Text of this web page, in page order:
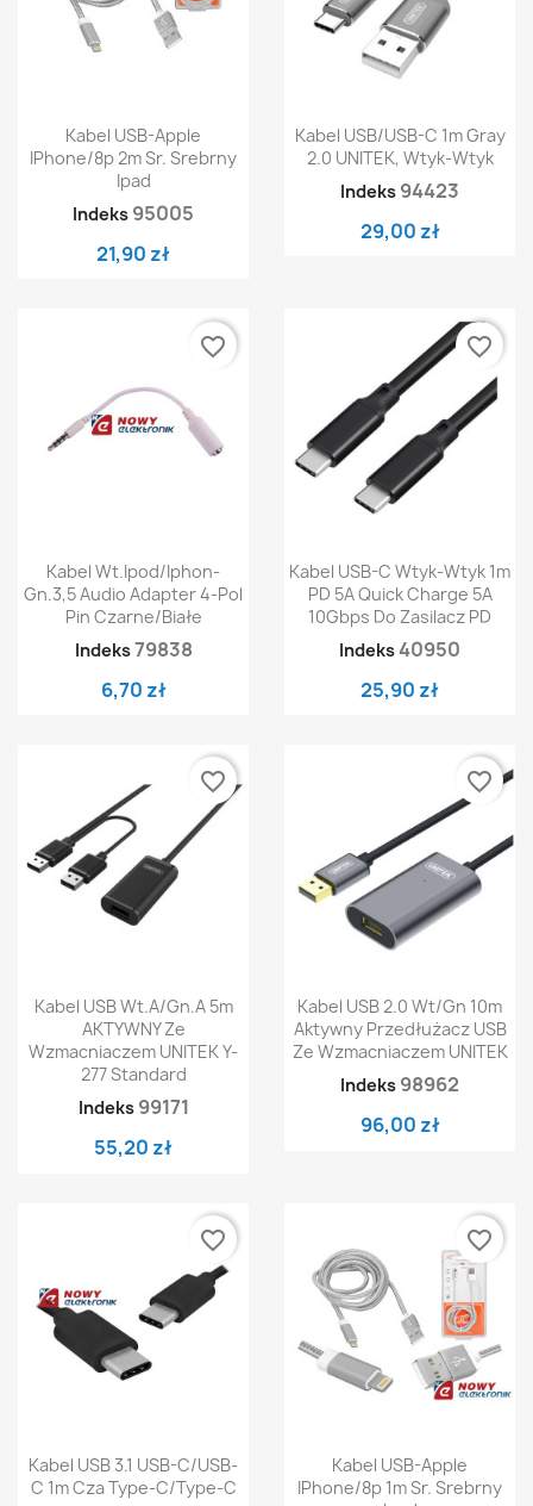
Kabel USB-Apple
IPhone/8p 2m Sr. Srebrny
Ipad
Indeks 95005
21,90 zł
Kabel USB/USB-C 1m Gray
2.0 UNITEK, Wtyk-Wtyk
Indeks 94423
29,00 zł
Kabel Wt.ipod/iphon-
Gn.3,5 Audio Adapter 4-Pol
Pin Czarne/białe
Indeks79838
6,70 zł
favorite_border
Kabel USB-C Wtyk-Wtyk 1m
PD 5A Quick Charge 5A
10Gbps Do Zasilacz PD
Indeks 40950
25,90 zł
favorite_border
Kabel USB Wt.A/gn.A 5m
AKTYWNY Ze
Wzmacniaczem UNITEK Y-
277 Standard
Indeks 99171
55,20 zł
favorite_border
Kabel USB 2.0 Wt/Gn 10m
Aktywny Przedłużacz USB
Ze Wzmacniaczem UNITEK
Indeks 98962
96,00 zł
favorite_border
Kabel USB 3.1 USB-C/USB-
C 1m Cza Type-C/Type-C
favorite_border
Kabel USB-Apple
IPhone/8p 1m Sr. Srebrny
favorite_border